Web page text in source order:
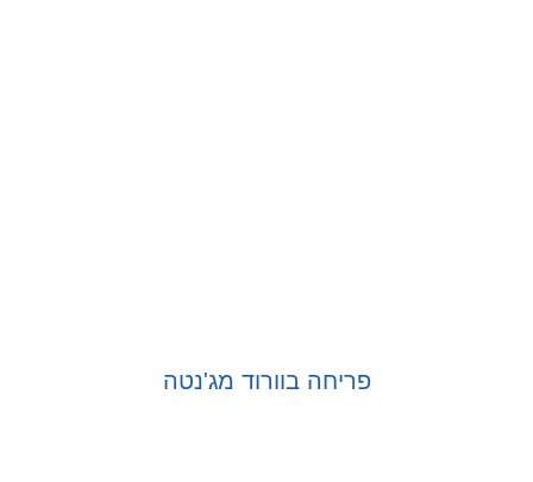
פריחה בוורוד מג'נטה